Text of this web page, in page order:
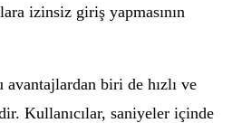
izinsiz giriş yapmasının
avantajlardan biri de hızlı ve
Kullanıcılar, saniyeler içinde